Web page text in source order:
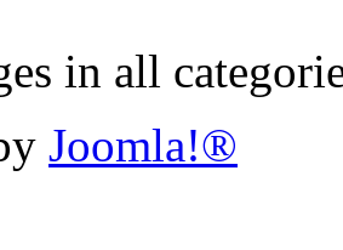
in all
Joomla!®